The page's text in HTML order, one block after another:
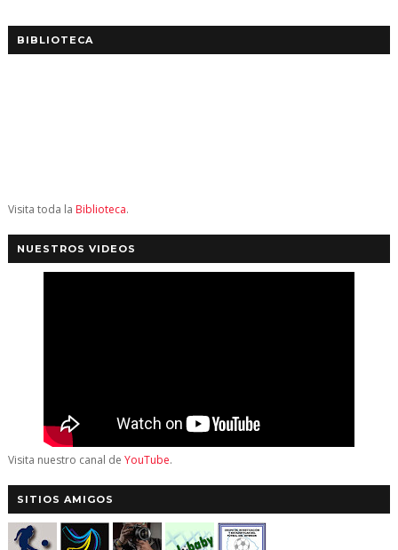
BIBLIOTECA
Visita toda la Biblioteca.
NUESTROS VIDEOS
Visita nuestro canal de YouTube.
SITIOS AMIGOS